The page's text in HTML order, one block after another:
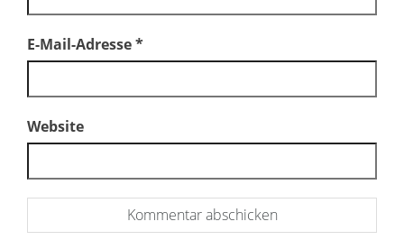
E-Mail-Adresse*
Website